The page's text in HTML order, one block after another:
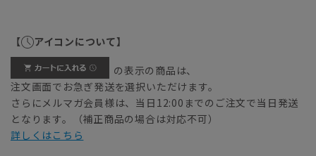
【 アイコンについて】
の表示の商品は、
注文画面でお急ぎ発送を選択いただけます。
さらにメルマガ会員様は、当日12:00までのご注文で当日発送
となります。（補正商品の場合は対応不可）
詳しくはこちら